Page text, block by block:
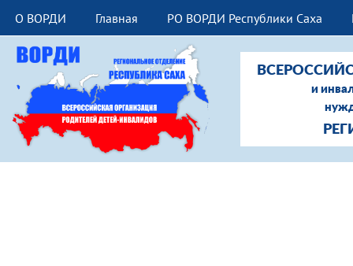
О ВОРДИ Главная РО ВОРДИ Республики Саха
и